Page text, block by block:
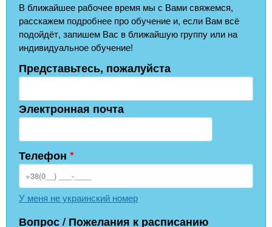
В ближайшее рабочее время мы с Вами свяжемся,
расскажем подробнее про обучение и, если Вам всё
подойдёт, запишем Вас в ближайшую группу или на
индивидуальное обучение!
Представьтесь, пожалуйста
Электронная почта
Телефон *
У меня не украинский номер
Вопрос / Пожелания к расписанию